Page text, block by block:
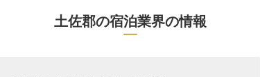
土佐郡の宿泊業界の情報